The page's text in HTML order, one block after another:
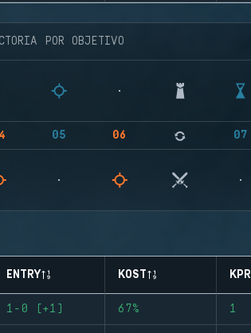
POR OBJETIVO
05 06 07
ENTRY KOST KPR
1-0 (+1) 67% 1